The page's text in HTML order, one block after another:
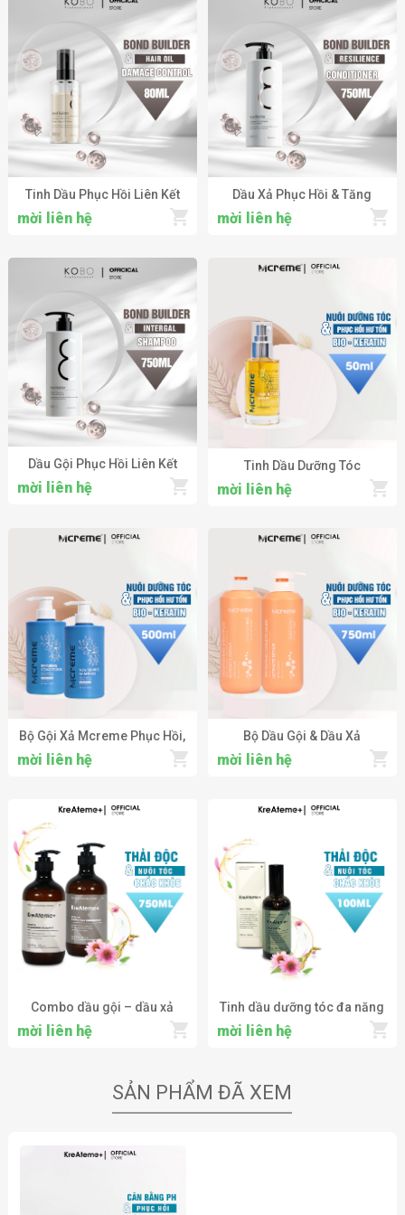
Tinh Dầu Phục Hồi Liên Kết
Tóc & Bảo Vệ Tóc Hư Tổn
mời liên hệ
Dầu Xả Phục Hồi & Tăng
Cường Liên Kết Cho Tóc Hư
mời liên hệ
Dầu Gội Phục Hồi Liên Kết
Cho Tóc Hư Tổn KOBO
mời liên hệ
Tinh Dầu Dưỡng Tóc
MCREME Hair Repair Serum
mời liên hệ
Bộ Gội Xả Mcreme Phục Hồi,
Nuôi Dưỡng Tóc Hư Tổn
500ml
mời liên hệ
Bộ Dầu Gội & Dầu Xả
MCREME 750ml Bổ Sung
mời liên hệ
Combo dầu gội – dầu xả
thanh lọc da đầu và nuôi tóc
Conditioner
mời liên hệ
Tinh dầu dưỡng tóc đa năng
KreAteme+ Hair Serum
mời liên hệ
SẢN PHẨM ĐÃ XEM